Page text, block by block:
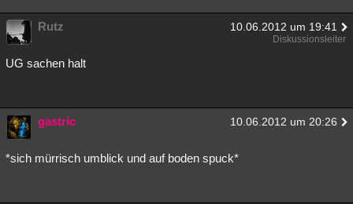
Rutz 10.06.2012 um 19:41
Diskussionsleiter
UG sachen halt
gastric 10.06.2012 um 20:26
*sich mürrisch umblick und auf boden spuck*